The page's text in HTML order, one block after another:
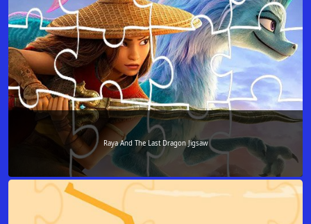
Raya And The Last Dragon Jigsaw